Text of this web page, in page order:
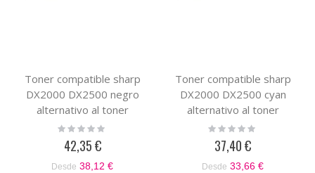
Toner compatible sharp
DX2000 DX2500 negro
alternativo al toner
original DX25GTBA
Rating:
42,35 €
Desde 38,12 €
Toner compatible sharp
DX2000 DX2500 cyan
alternativo al toner
original DX25GTCA
Rating:
37,40 €
Desde 33,66 €